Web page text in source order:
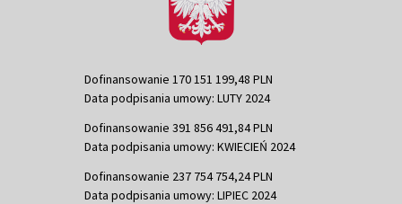
Dofinansowanie 170 151 199,48 PLN
Data podpisania umowy: LUTY 2024
Dofinansowanie 391 856 491,84 PLN
Data podpisania umowy: KWIECIEŃ 2024
Dofinansowanie 237 754 754,24 PLN
Data podpisania umowy: LIPIEC 2024